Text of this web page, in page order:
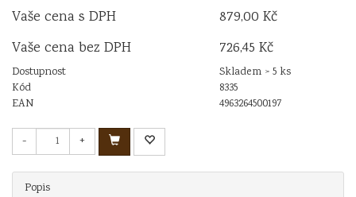
Vaše cena s DPH
879,00 Kč
Vaše cena bez DPH
726,45 Kč
Dostupnost
Skladem > 5 ks
Kód
8335
EAN
4963264500197
- +
Popis